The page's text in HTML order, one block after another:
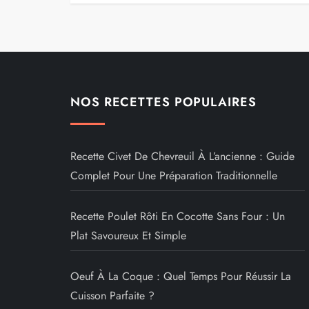
NOS RECETTES POPULAIRES
Recette Civet De Chevreuil À L’ancienne : Guide
Complet Pour Une Préparation Traditionnelle
Recette Poulet Rôti En Cocotte Sans Four : Un
Plat Savoureux Et Simple
Oeuf À La Coque : Quel Temps Pour Réussir La
Cuisson Parfaite ?